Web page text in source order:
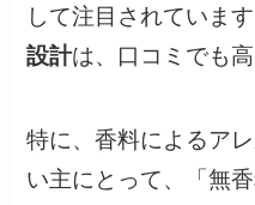
して注目されていま
設計は、口コミでも
特に、香料によるア
い主にとって、「無